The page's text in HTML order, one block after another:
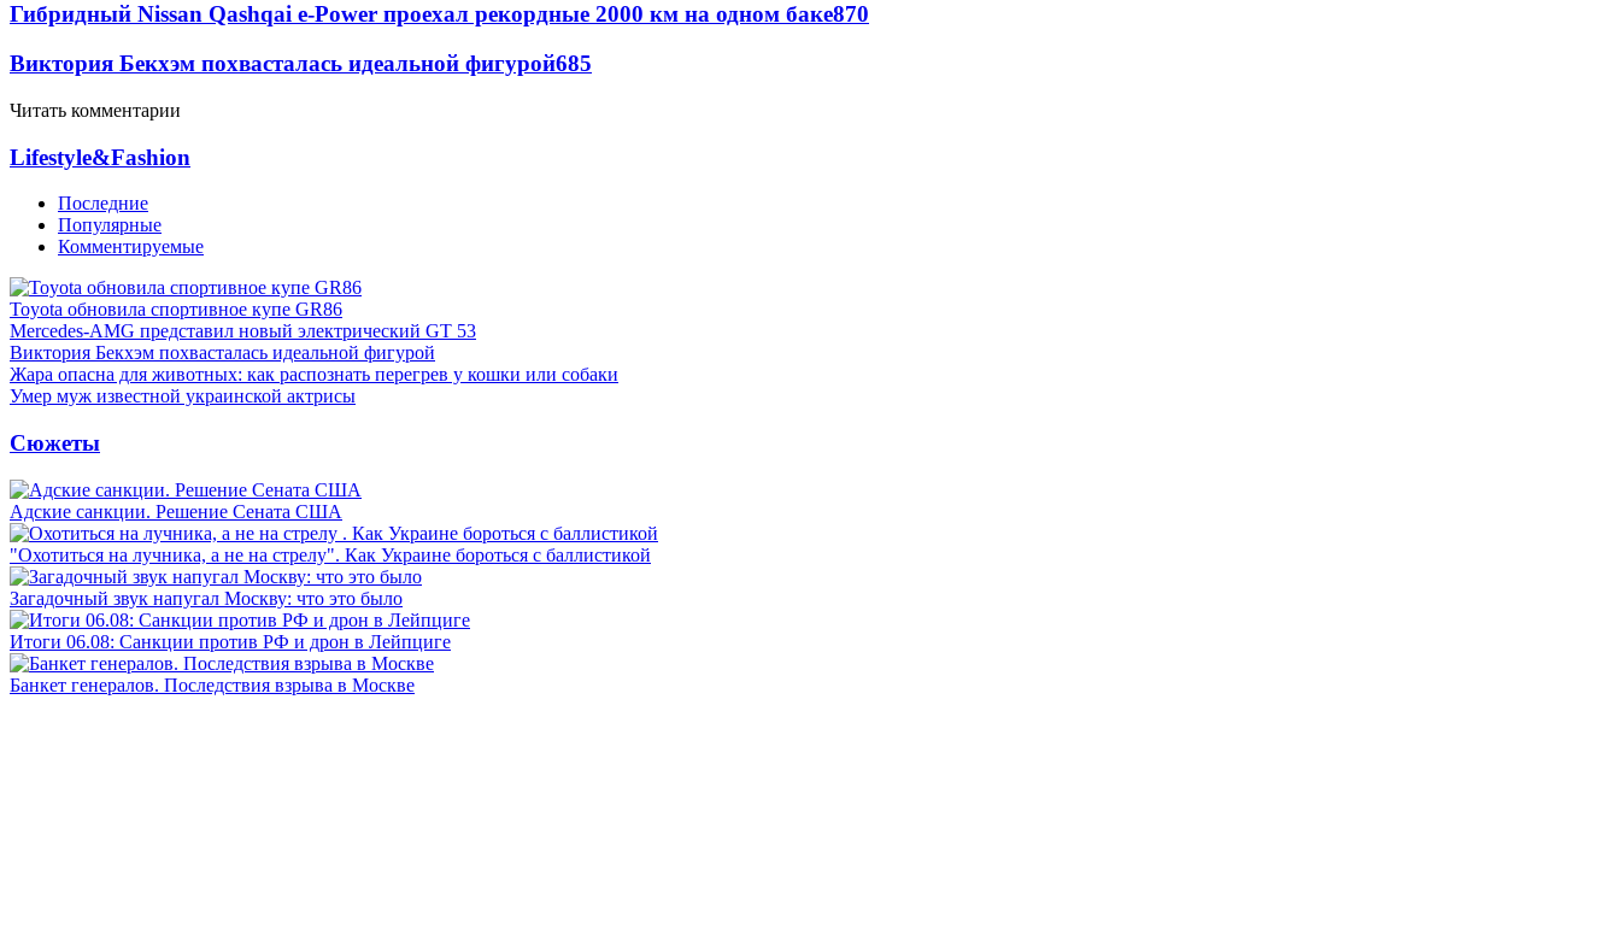
Гибридный Nissan Qashqai e-Power проехал рекордные 2000 км на одном баке870
Виктория Бекхэм похвасталась идеальной фигурой685
Читать комментарии
Lifestyle&Fashion
Последние
Популярные
Комментируемые
Toyota обновила спортивное купе GR86
Mercedes-AMG представил новый электрический GT 53
Виктория Бекхэм похвасталась идеальной фигурой
Жара опасна для животных: как распознать перегрев у кошки или собаки
Умер муж известной украинской актрисы
Сюжеты
Адские санкции. Решение Сената США
"Охотиться на лучника, а не на стрелу". Как Украине бороться с баллистикой
Загадочный звук напугал Москву: что это было
Итоги 06.08: Санкции против РФ и дрон в Лейпциге
Банкет генералов. Последствия взрыва в Москве